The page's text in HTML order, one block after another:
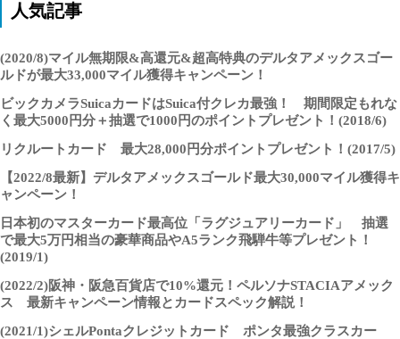
人気記事
(2020/8)マイル無期限&高還元&超高特典のデルタアメックスゴー
ルドが最大33,000マイル獲得キャンペーン！
ビックカメラSuicaカードはSuica付クレカ最強！ 期間限定もれな
く最大5000円分＋抽選で1000円のポイントプレゼント！(2018/6)
リクルートカード 最大28,000円分ポイントプレゼント！(2017/5)
【2022/8最新】デルタアメックスゴールド最大30,000マイル獲得キ
ャンペーン！
日本初のマスターカード最高位「ラグジュアリーカード」 抽選
で最大5万円相当の豪華商品やA5ランク飛騨牛等プレゼント！
(2019/1)
(2022/2)阪神・阪急百貨店で10%還元！ペルソナSTACIAアメック
ス 最新キャンペーン情報とカードスペック解説！
(2021/1)シェルPontaクレジットカード ポンタ最強クラスカー